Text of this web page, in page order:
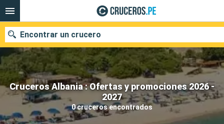
Cruceros Albania : Ofertas y promociones 2026 -
2027
0 cruceros encontrados
Encontrar un crucero
Nuestros destinos
Fecha de salida